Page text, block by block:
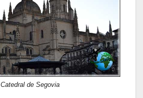
Catedral de Segovia